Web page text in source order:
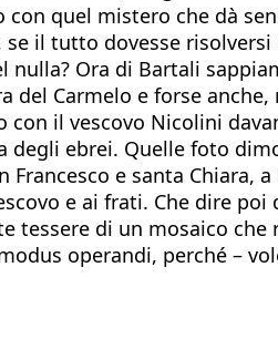
quel mistero che dà
il tutto dovesse
Ora di Bartali
Carmelo e forse
il vescovo Nicolini
degli ebrei. Quelle foto
e santa Chiara,
e ai frati. Che dire poi
tessere di un mosaico
operandi, perché –